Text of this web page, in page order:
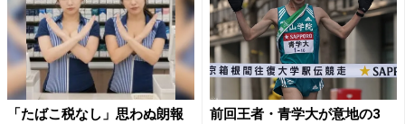
「たばこ税なし」思わぬ朗報
前回王者・青学大が意地の3